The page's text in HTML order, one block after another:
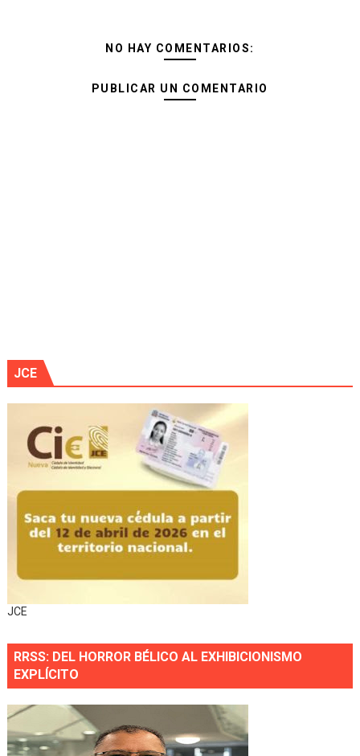
NO HAY COMENTARIOS:
PUBLICAR UN COMENTARIO
JCE
JCE
RRSS: DEL HORROR BÉLICO AL EXHIBICIONISMO
EXPLÍCITO